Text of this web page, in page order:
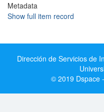
Metadata
Show full item record
Dirección de Servicios de
© 2019 Dspace